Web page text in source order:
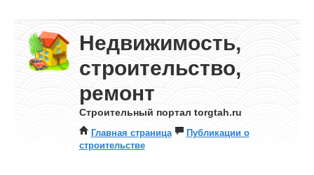
Недвижимость,
строительство,
ремонт
Строительный портал torgtah.ru
Главная страница
Публикации о
строительстве